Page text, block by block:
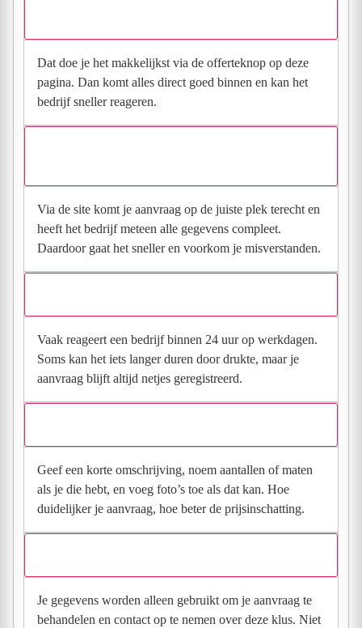
Dat doe je het makkelijkst via de offerteknop op deze
pagina. Dan komt alles direct goed binnen en kan het
bedrijf sneller reageren.
Via de site komt je aanvraag op de juiste plek terecht en
heeft het bedrijf meteen alle gegevens compleet.
Daardoor gaat het sneller en voorkom je misverstanden.
Vaak reageert een bedrijf binnen 24 uur op werkdagen.
Soms kan het iets langer duren door drukte, maar je
aanvraag blijft altijd netjes geregistreerd.
Geef een korte omschrijving, noem aantallen of maten
als je die hebt, en voeg foto’s toe als dat kan. Hoe
duidelijker je aanvraag, hoe beter de prijsinschatting.
Je gegevens worden alleen gebruikt om je aanvraag te
behandelen en contact op te nemen over deze klus. Niet